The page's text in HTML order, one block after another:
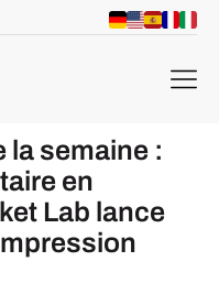
menu
la semaine :
en
Lab lance